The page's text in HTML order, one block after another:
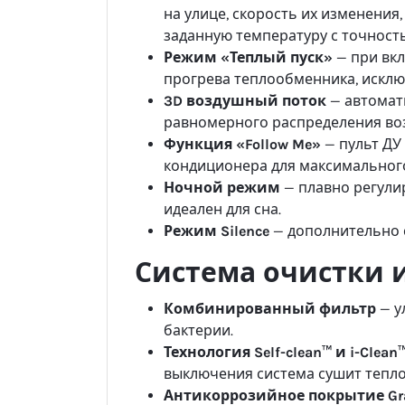
на улице, скорость их
заданную температуру с
Режим «Теплый пуск» — при
прогрева теплообменника,
3D воздушный поток —
равномерного распределения
Функция «Follow Me» — пульт ДУ
кондиционера для
Ночной режим — плавно
идеален для сна.
Режим Silence —
Система очистки
Комбинированный фильтр —
бактерии.
Технология Self-clean™ и i-
выключения система сушит
Антикоррозийное покрытие